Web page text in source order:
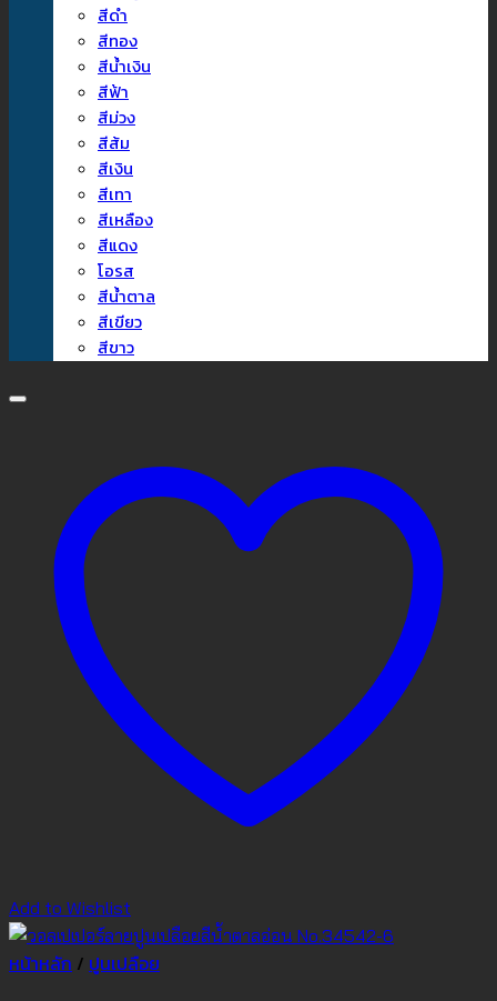
สีดำ
สีทอง
สีน้ำเงิน
สีฟ้า
สีม่วง
สีส้ม
สีเงิน
สีเทา
สีเหลือง
สีแดง
โอรส
สีน้ำตาล
สีเขียว
สีขาว
Add to Wishlist
หน้าหลัก / ปูนเปลือย